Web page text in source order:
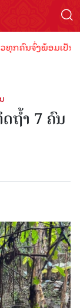
ນຈົ່ງພ້ອມເປັນເຈົ້
ຖໍ້າ 7 ຄົນ